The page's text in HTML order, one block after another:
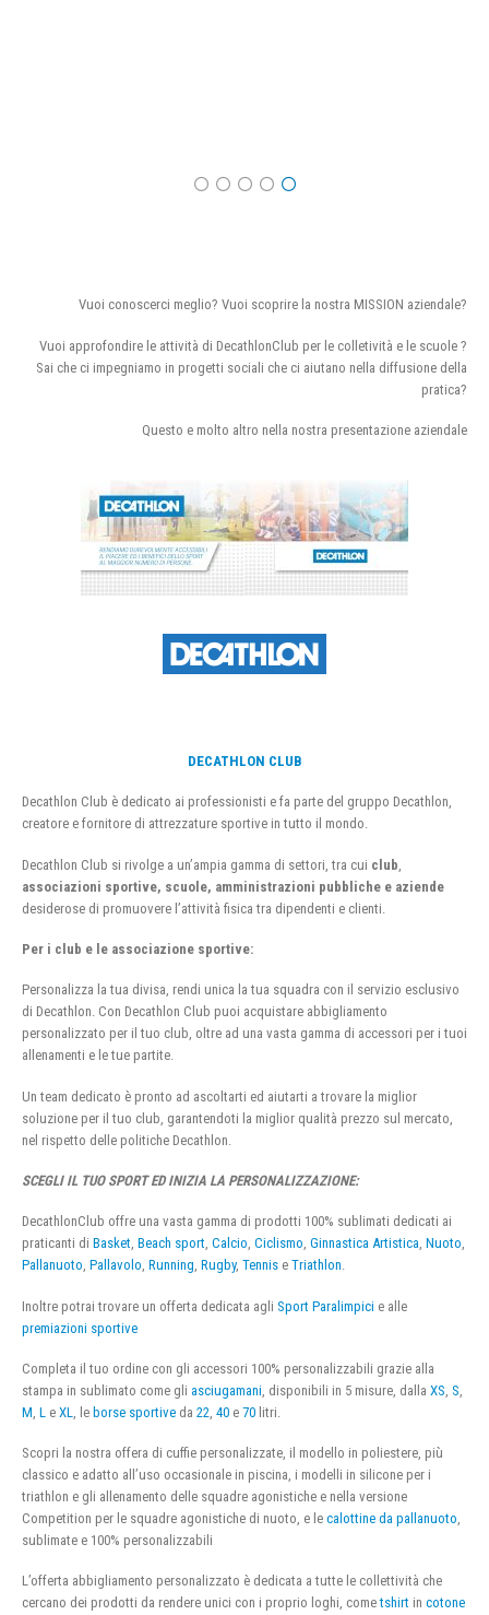
Vuoi conoscerci meglio? Vuoi scoprire la nostra MISSION aziendale?
Vuoi approfondire le attività di DecathlonClub per le colletività e le scuole ?
Sai che ci impegniamo in progetti sociali che ci aiutano nella diffusione della
pratica?
Questo e molto altro nella nostra presentazione aziendale
DECATHLON CLUB
Decathlon Club è dedicato ai professionisti e fa parte del gruppo Decathlon,
creatore e fornitore di attrezzature sportive in tutto il mondo.
Decathlon Club si rivolge a un’ampia gamma di settori, tra cui club
associazioni sportive, scuole, amministrazioni pubbliche e aziende
desiderose di promuovere l’attività fisica tra dipendenti e clienti.
Per i club e le associazione sportive:
Personalizza la tua divisa, rendi unica la tua squadra con il servizio esclusivo
di Decathlon. Con Decathlon Club puoi acquistare abbigliamento
personalizzato per il tuo club, oltre ad una vasta gamma di accessori per i tuoi
allenamenti e le tue partite.
Un team dedicato è pronto ad ascoltarti ed aiutarti a trovare la miglior
soluzione per il tuo club, garantendoti la miglior qualità prezzo sul mercato,
nel rispetto delle politiche Decathlon.
SCEGLI IL TUO SPORT ED INIZIA LA PERSONALIZZAZIONE:
DecathlonClub offre una vasta gamma di prodotti 100% sublimati dedicati ai
praticanti di Basket, Beach sport, Calcio, Ciclismo, Ginnastica Artistica, Nuoto,
Pallanuoto, Pallavolo, Running, Rugby, Tennis e Triathlon.
Inoltre potrai trovare un offerta dedicata agli Sport Paralimpici e alle
premiazioni sportive
Completa il tuo ordine con gli accessori 100% personalizzabili grazie alla
stampa in sublimato come gli asciugamani , disponibili in 5 misure, dalla XS S
M L e XL , le borse sportive da 22 40 e 70 litri.
Scopri la nostra offera di cuffie personalizzate, il modello in poliestere, più
classico e adatto all’uso occasionale in piscina, i modelli in silicone per i
triathlon e gli allenamento delle squadre agonistiche e nella versione
Competition per le squadre agonistiche di nuoto, e le calottine da pallanuoto,
sublimate e 100% personalizzabili
L’offerta abbigliamento personalizzato è dedicata a tutte le collettività che
cercano dei prodotti da rendere unici con i proprio loghi, cometshirt in cotone